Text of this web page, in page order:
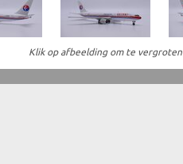
Klik op afbeelding om te vergroten